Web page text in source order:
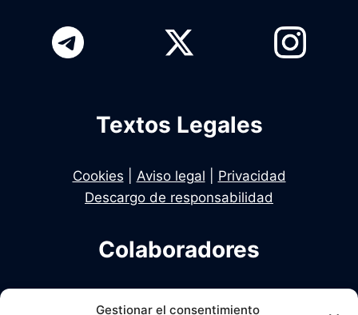
Gestionar el consentimiento
Textos Legales
Cookies Aviso legal
Privacidad
Descargo de responsabilidad
Colaboradores
Infodelito es una iniciativa de Dekhan y Alcalde